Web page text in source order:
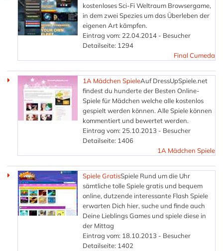
kostenloses Sci-Fi Weltraum Browsergame,
in dem zwei Spezies um das Überleben der
eigenen Art kämpfen.
Eintrag vom: 22.04.2014 - Besucher
Detailseite: 1294
Final Cumeda
1A Mädchen SpieleAuf DressUpSpiele.net
findest du hunderte der Besten Online-
Spiele für Mädchen welche alle kostenlos
gespielt werden können. Alle Spiele können
kommentiert und bewertet werden.
Eintrag vom: 25.10.2013 - Besucher
Detailseite: 1406
1A Mädchen Spiele
Spiele GratisSpiele Rund um die Uhr
sämtliche tolle Spiele gratis und bequem
online, dutzende interessante Flash Spiele
erwarten Dich hier, suche und finde auch
Deine Lieblings Games und spiele diese in
der Mittag
Eintrag vom: 18.10.2013 - Besucher
Detailseite: 1402